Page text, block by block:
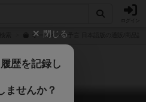
オールイン：予言 日本語版の通販/商品詳
閉じる
歴を記録し
ませんか？